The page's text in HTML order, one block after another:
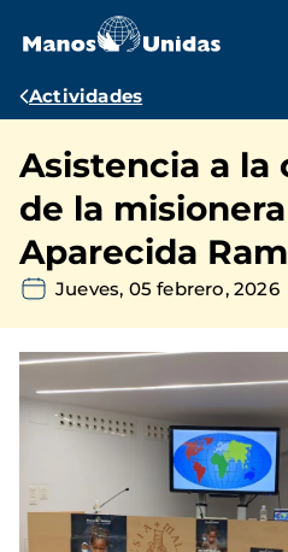
contenido
Ruta
navegación
Actividades
Asistencia a la
de la
Aparecida
Jueves, 05 febrero, 2026